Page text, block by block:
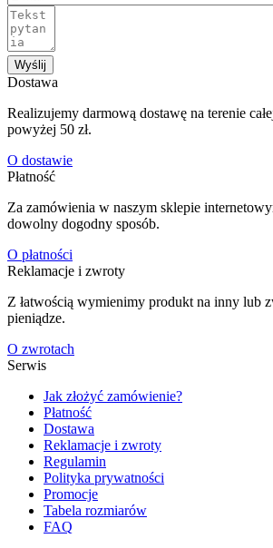
Wyślij
Dostawa
Realizujemy darmową dostawę na terenie
powyżej 50 zł.
O dostawie
Płatność
Za zamówienia w naszym sklepie
dowolny dogodny sposób.
O płatności
Reklamacje i zwroty
Z łatwością wymienimy produkt na inny lub
pieniądze.
O zwrotach
Serwis
Jak złożyć zamówienie?
Płatność
Dostawa
Reklamacje i zwroty
Regulamin
Polityka prywatności
Promocje
Tabela rozmiarów
FAQ